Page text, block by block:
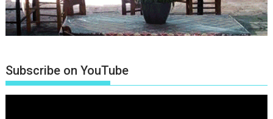
Subscribe on YouTube